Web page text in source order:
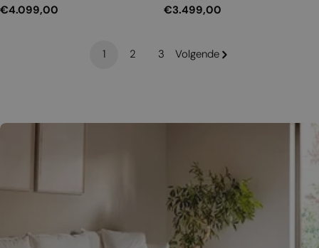
Normale
€4.099,00
Normale
€3.499,00
1 2 3 Volgende